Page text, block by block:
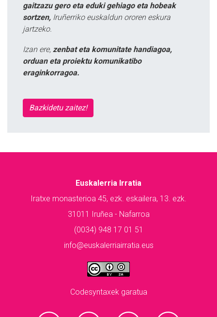
gaitzazu gero eta eduki gehiago eta hobeak
sortzen, Iruñerriko euskaldun ororen eskura
jartzeko.
Izan ere, zenbat eta komunitate handiagoa,
orduan eta proiektu komunikatibo
eraginkorragoa.
Bazkidetu zaitez!
Euskalerria Irratia
Iratxe monasterioa 45, ezk. eskailera, 13. ezk.
31011 Iruñea - Nafarroa
(0034) 948 17 01 51
info@euskalerriairratia.eus
Codesyntaxek garatua